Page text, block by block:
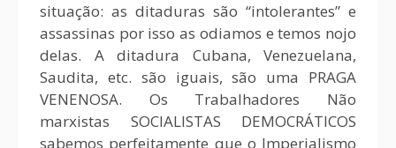
situação: as ditaduras são “intolerantes” e
assassinas por isso as odiamos e temos nojo
delas. A ditadura Cubana, Venezuelana,
Saudita, etc. são iguais, são uma PRAGA
VENENOSA. Os Trabalhadores Não
marxistas SOCIALISTAS DEMOCRÁTICOS
sabemos perfeitamente que o Imperialismo